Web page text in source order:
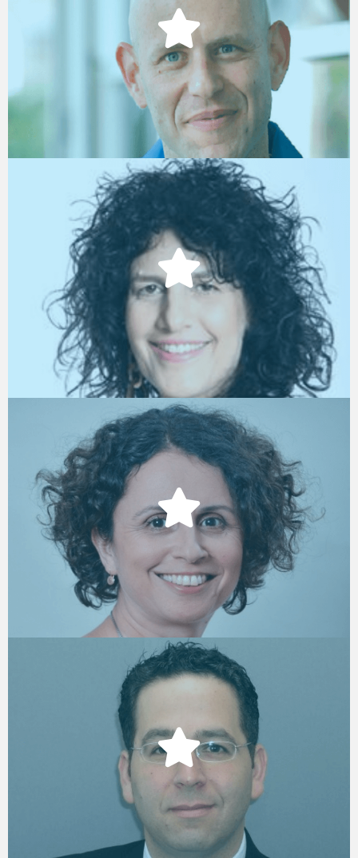
ד"ר יובל קליש
Chief Scientist, StepAhead
סיגל סרור
סמנכ"ל מש"א, Kaltura
נעמה שוורץ
תקשורת פנים ארגונית, נטפים
ד"ר גיא הלפטק
Founder & CEO, Knack